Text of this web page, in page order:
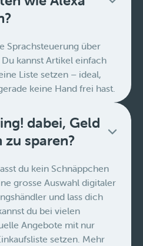
Sprachsteuerung über
kannst Artikel einfach
Liste setzen – ideal,
keine Hand frei hast.
dabei, Geld
zu sparen?
du kein Schnäppchen
grosse Auswahl digitaler
und lass dich
du bei vielen
Angebote mit nur
setzen. Mehr